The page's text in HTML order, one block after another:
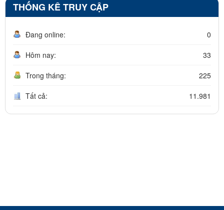
THỐNG KÊ TRUY CẬP
Đang online: 0
Hôm nay: 33
Trong tháng: 225
Tất cả: 11.981